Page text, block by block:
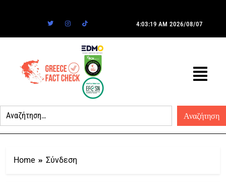
4:03:19 AM 2026/08/07
Home Σύνδεση